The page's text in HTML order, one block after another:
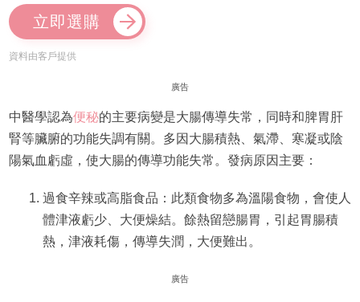
立即選購
資料由客戶提供
廣告
中醫學認為便秘的主要病變是大腸傳導失常，同時和脾胃肝
腎等臟腑的功能失調有關。多因大腸積熱、氣滯、寒凝或陰
陽氣血虧虛，使大腸的傳導功能失常。發病原因主要：
過食辛辣或高脂食品：此類食物多為溫陽食物，會使人
體津液虧少、大便燥結。餘熱留戀腸胃，引起胃腸積
熱，津液耗傷，傳導失潤，大便難出。
廣告